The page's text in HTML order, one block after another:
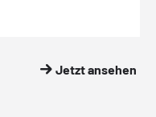
Jetzt ansehen